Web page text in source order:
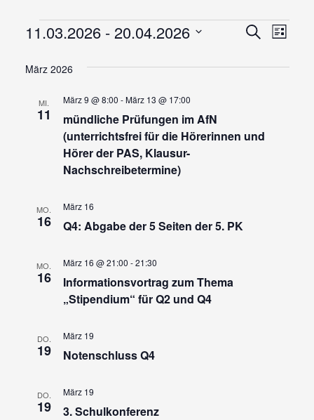
Veranstaltungen
und
SucheListe
11.03.2026 - 20.04.2026
März 2026
MI.
11
mündliche Prüfungen im AfN
(unterrichtsfrei für die Hörerinnen und
Hörer der PAS, Klausur-
Nachschreibetermine)
März 9 @ 8:00 -März 13 @ 17:00
MO.
16 Q4: Abgabe der 5 Seiten der 5. PK
März 16
MO.
16
Informationsvortrag zum Thema
„Stipendium“ für Q2 und Q4
März 16 @ 21:00 -21:30
DO.
19 Notenschluss Q4
März 19
DO.
19 3. Schulkonferenz
März 19